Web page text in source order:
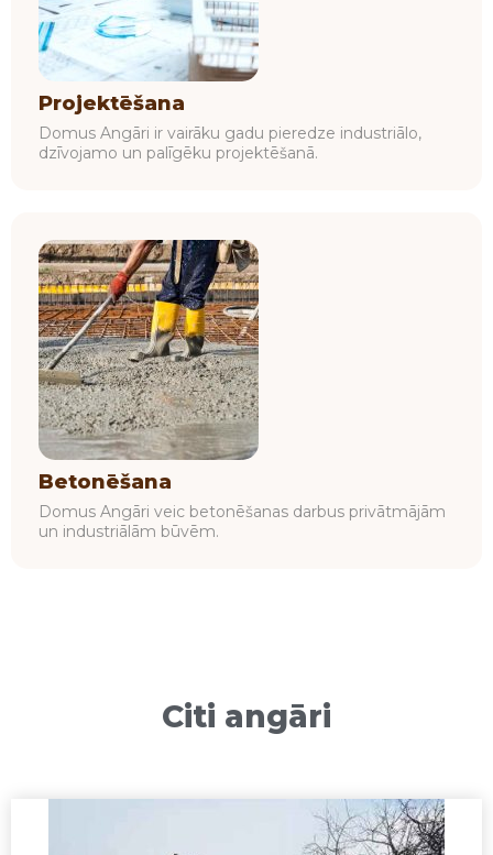
Projektēšana
Domus Angāri ir vairāku gadu pieredze industriālo,
dzīvojamo un palīgēku projektēšanā.
Betonēšana
Domus Angāri veic betonēšanas darbus privātmājām
un industriālām būvēm.
Citi angāri